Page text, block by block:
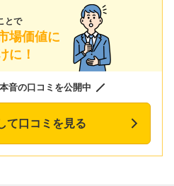
とで
場価値に
に！
音の口コミを公開中
て口コミを見る